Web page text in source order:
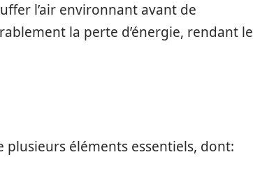
l’air environnant avant de
la perte d’énergie, rendant le
plusieurs éléments essentiels, dont: